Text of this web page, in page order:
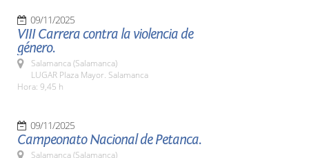
09/11/2025
VIII Carrera contra la violencia de
género.
Salamanca (Salamanca)
LUGAR Plaza Mayor. Salamanca
Hora: 9,45 h
09/11/2025
Campeonato Nacional de Petanca.
Salamanca (Salamanca)